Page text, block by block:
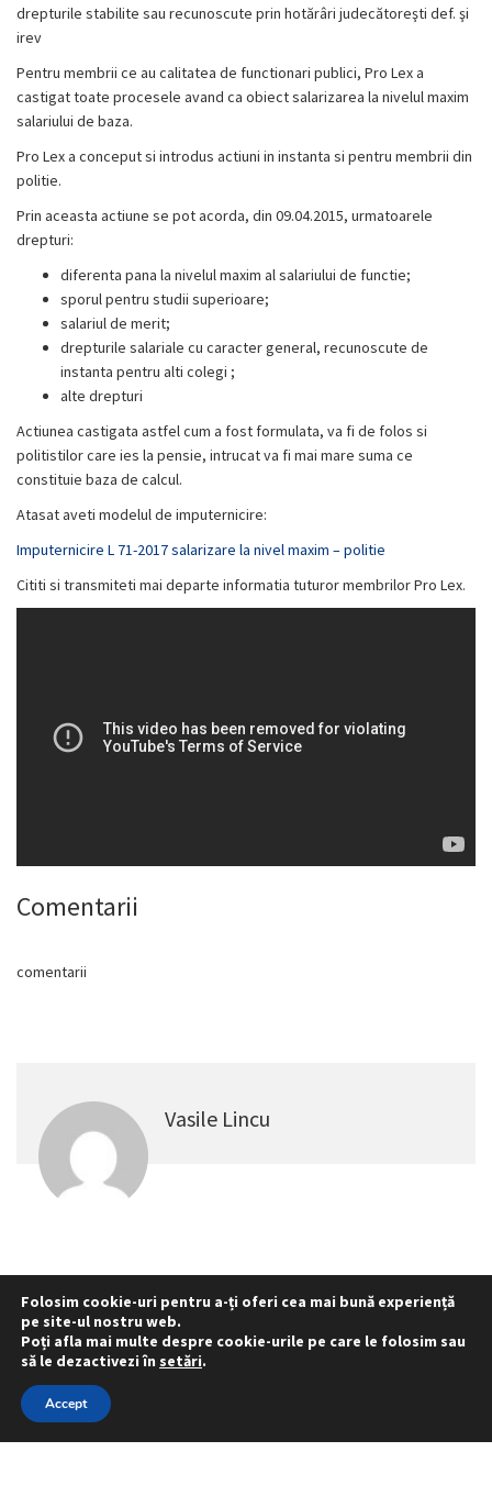
drepturile stabilite sau recunoscute prin hotărâri judecătoreşti def. şi
irev
Pentru membrii ce au calitatea de functionari publici, Pro Lex a
castigat toate procesele avand ca obiect salarizarea la nivelul maxim
salariului de baza.
Pro Lex a conceput si introdus actiuni in instanta si pentru membrii din
politie.
Prin aceasta actiune se pot acorda, din 09.04.2015, urmatoarele
drepturi:
diferenta pana la nivelul maxim al salariului de functie;
sporul pentru studii superioare;
salariul de merit;
drepturile salariale cu caracter general, recunoscute de
instanta pentru alti colegi ;
alte drepturi
Actiunea castigata astfel cum a fost formulata, va fi de folos si
politistilor care ies la pensie, intrucat va fi mai mare suma ce
constituie baza de calcul.
Atasat aveti modelul de imputernicire:
Imputernicire L 71-2017 salarizare la nivel maxim – politie
Cititi si transmiteti mai departe informatia tuturor membrilor Pro Lex.
Comentarii
comentarii
Vasile Lincu
Statut
Reprezentativitate M.A.I.
Reprezentativitate I.G.P.R. și I.P.J.-uri
Politica folosirii cookie-urilor
© 2015 - 2022 S.N. PRO LEX.
Folosim cookie-uri pentru a-ți oferi cea mai bună experiență
pe site-ul nostru web.
Poți afla mai multe despre cookie-urile pe care le folosim sau
să le dezactivezi în setări.
Accept